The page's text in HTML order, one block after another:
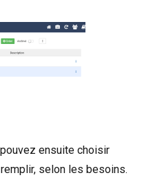
ensuite choisir
selon les besoins.